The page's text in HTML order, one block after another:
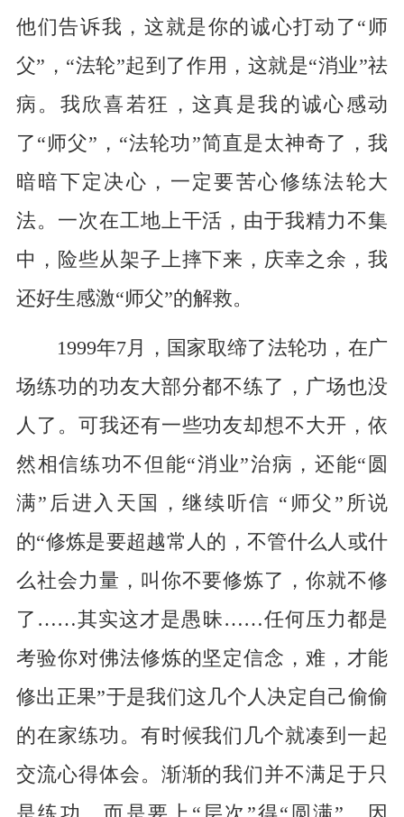
他们告诉我，这就是你的诚心打动了“师
父”，“法轮”起到了作用，这就是“消业”祛
病。我欣喜若狂，这真是我的诚心感动
了“师父”，“法轮功”简直是太神奇了，我
暗暗下定决心，一定要苦心修练法轮大
法。一次在工地上干活，由于我精力不集
中，险些从架子上摔下来，庆幸之余，我
还好生感激“师父”的解救。
1999年7月，国家取缔了法轮功，在广
场练功的功友大部分都不练了，广场也没
人了。可我还有一些功友却想不大开，依
然相信练功不但能“消业”治病，还能“圆
满”后进入天国，继续听信 “师父”所说
的“修炼是要超越常人的，不管什么人或什
么社会力量，叫你不要修炼了，你就不修
了……其实这才是愚昧……任何压力都是
考验你对佛法修炼的坚定信念，难，才能
修出正果”于是我们这几个人决定自己偷偷
的在家练功。有时候我们几个就凑到一起
交流心得体会。渐渐的我们并不满足于只